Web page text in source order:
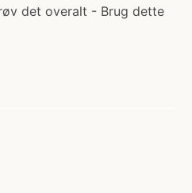
det overalt - Brug dette